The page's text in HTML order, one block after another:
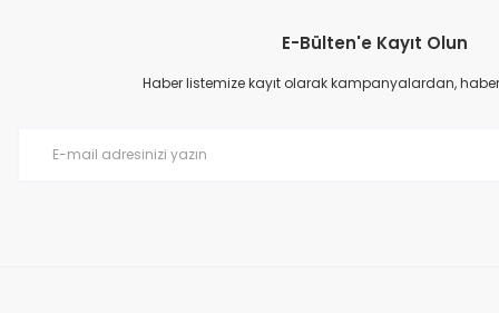
Ürün resmi kalitesiz, bozuk veya görüntülenemiyor.
Ürün açıklamasında eksik bilgiler bulunuyor.
E-Bülten'e Kayıt Olun
Haber listemize kayıt olarak kampanyalardan,